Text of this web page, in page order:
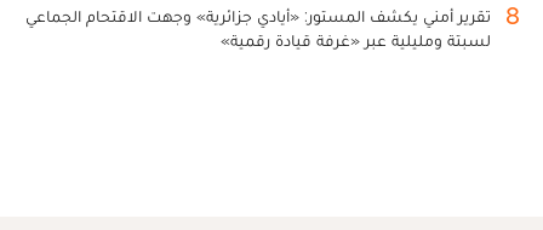
8
تقرير أمني يكشف المستور: «أيادي جزائرية» وجهت الاقتحام الجماعي
لسبتة ومليلية عبر «غرفة قيادة رقمية»